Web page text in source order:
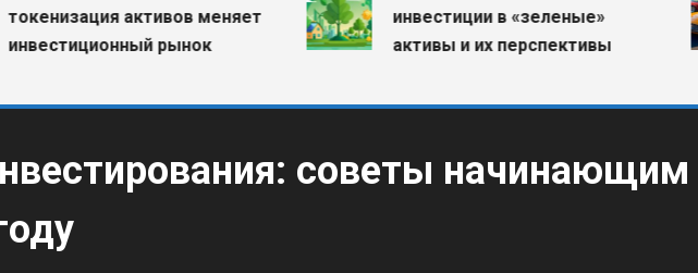
активов меняет
рынок
инвестиции в «зеленые»
активы и их перспективы
советы начинающим